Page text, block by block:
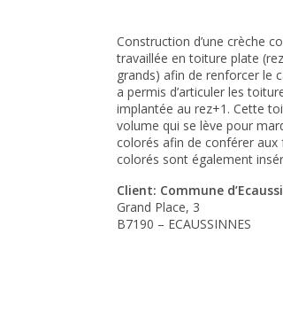
Construction d’une crèche
travaillée en toiture plate
grands) afin de renforcer le
a permis d’articuler les
implantée au rez+1. Cette
volume qui se lève pour
colorés afin de conférer aux
colorés sont également
Client: Commune
Grand Place, 3
B7190 – ECAUSSINNES